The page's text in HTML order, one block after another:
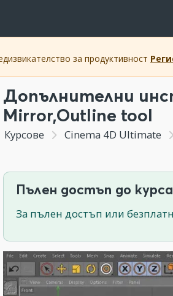
за продуктивност
Допълнителни
Mirror,Outline tool
Курсове Cinema 4D Ultimate
Пълен достъп до
За пълен достъп или